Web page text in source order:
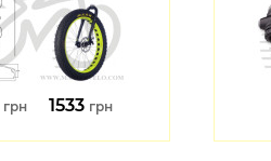
грн 1533 грн